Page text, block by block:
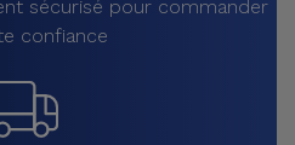
sécurisé pour commander
confiance